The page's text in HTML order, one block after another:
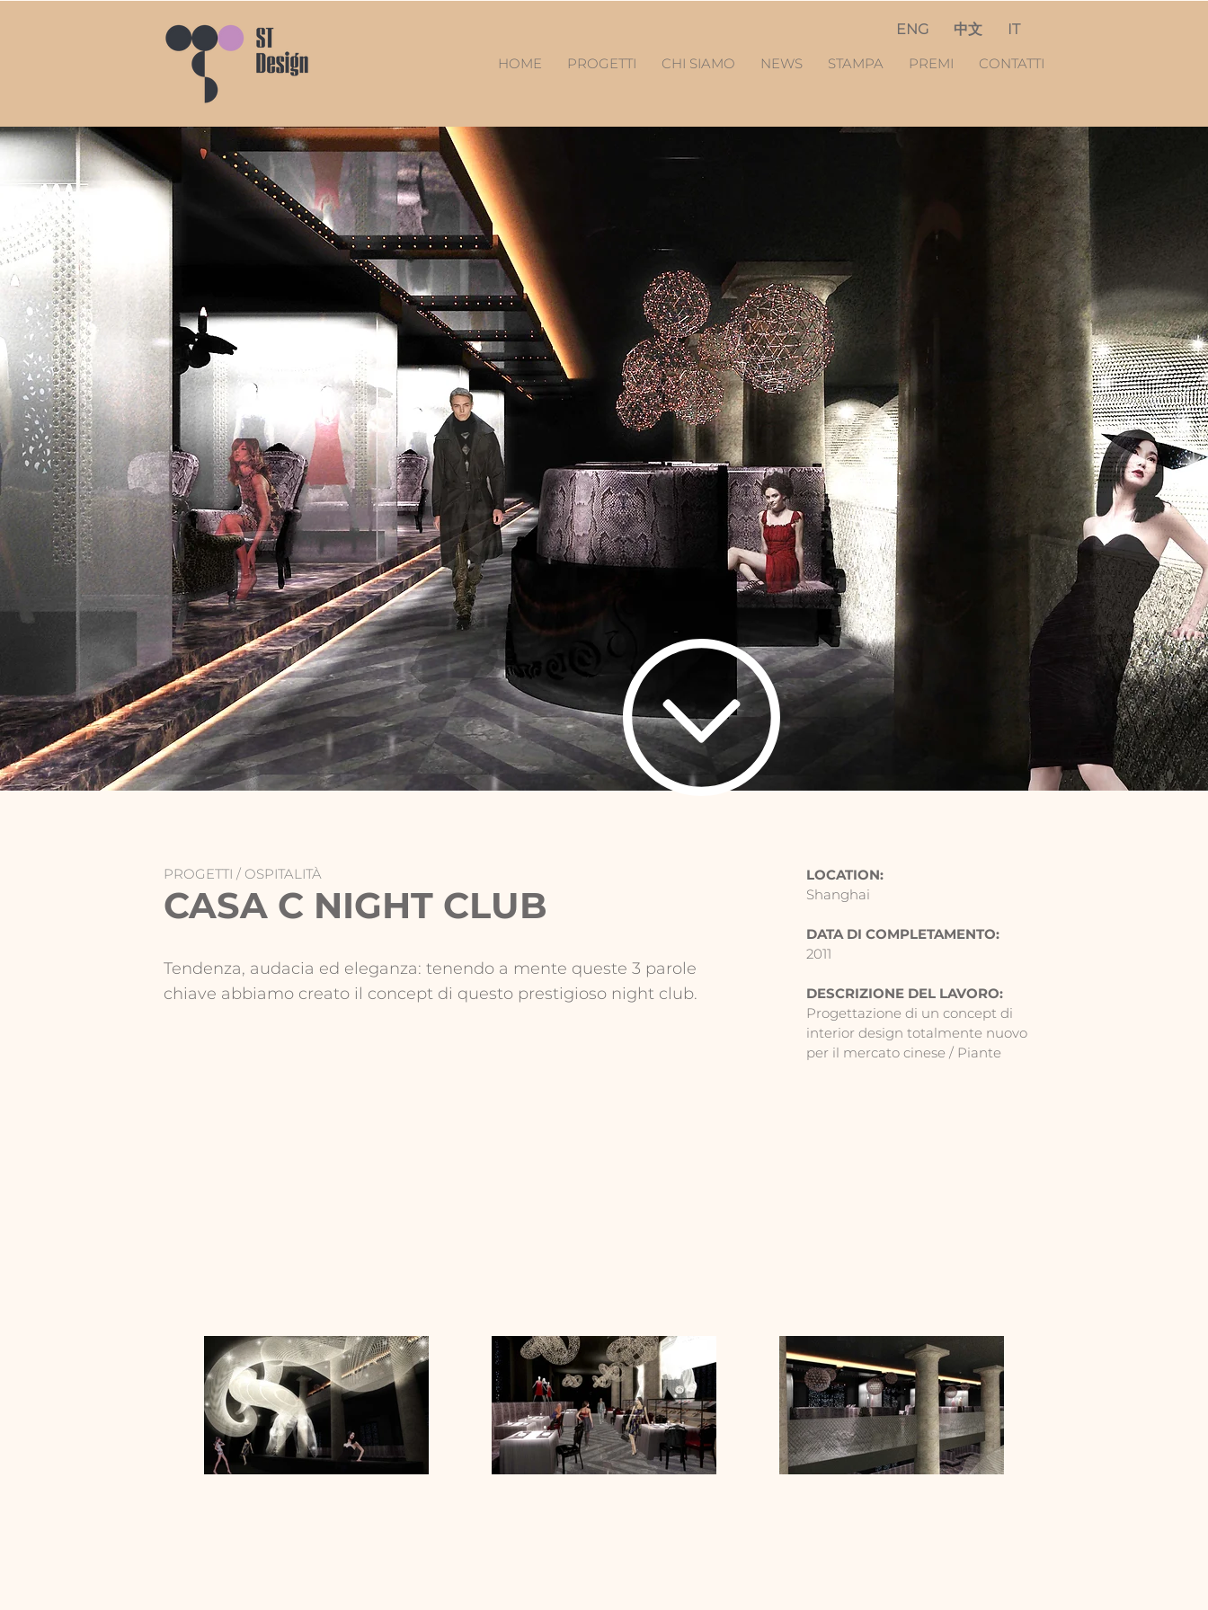
HOME PROGETTI CHI SIAMO NEWS STAMPA PREMI CONTATTI
PROGETTI / OSPITALITÀ
CASA C NIGHT CLUB
Tendenza, audacia ed eleganza: tenendo a mente queste 3 parole
chiave abbiamo creato il concept di questo prestigioso night club.
LOCATION:
Shanghai
DATA DI COMPLETAMENTO:
2011
DESCRIZIONE DEL LAVORO:
Progettazione di un concept di
interior design totalmente nuovo
per il mercato cinese / Piante
ENG 中文 IT